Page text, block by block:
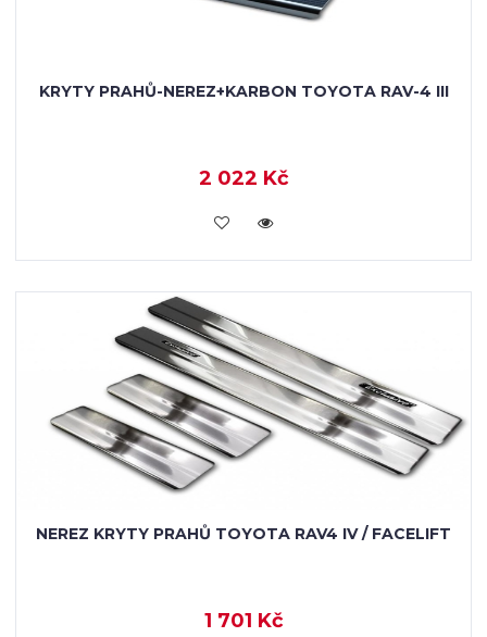
KRYTY PRAHŮ-NEREZ+KARBON TOYOTA RAV-4 III
2 022 Kč
KOUPIT
NEREZ KRYTY PRAHŮ TOYOTA RAV4 IV / FACELIFT
1 701 Kč